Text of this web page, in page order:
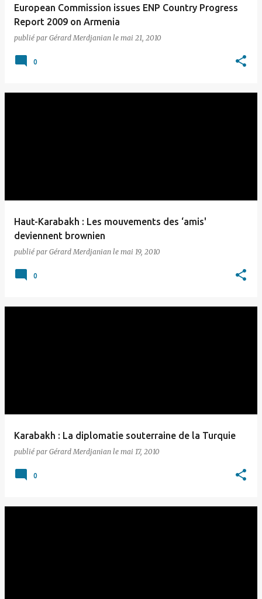
European Commission issues ENP Country Progress
Report 2009 on Armenia
publié par Gérard Merdjanian le mai 21, 2010
0
Haut-Karabakh : Les mouvements des ‘amis'
deviennent brownien
publié par Gérard Merdjanian le mai 19, 2010
0
Karabakh : La diplomatie souterraine de la Turquie
publié par Gérard Merdjanian le mai 17, 2010
0